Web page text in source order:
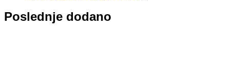
Poslednje dodano